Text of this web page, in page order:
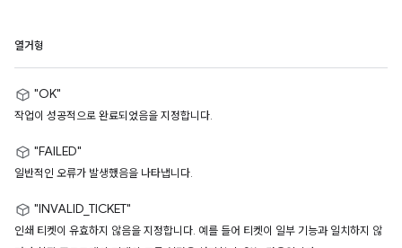
열거형
"OK"
작업이 성공적으로 완료되었음을 지정합니다.
"FAILED"
일반적인 오류가 발생했음을 나타냅니다.
"INVALID_TICKET"
인쇄 티켓이 유효하지 않음을 지정합니다. 예를 들어 티켓이 일부 기능과 일치하지 않